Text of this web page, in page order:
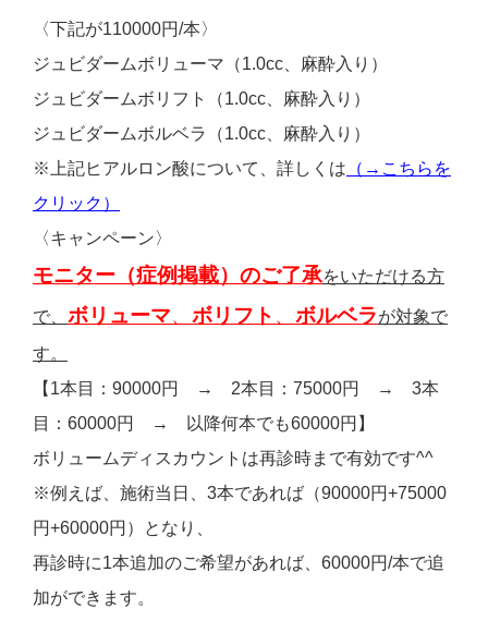
〈下記が110000円/本〉
ジュビダームボリューマ（1.0cc、麻酔入り）
ジュビダームボリフト（1.0cc、麻酔入り）
ジュビダームボルベラ（1.0cc、麻酔入り）
※上記ヒアルロン酸について、詳しくは （→こちらを
クリック）
〈キャンペーン〉
モニター（症例掲載）のご了承をいただける方
で、 ボリューマ、 ボリフト 、 ボルベラが対象で
す。
【1本目：90000円 → 2本目：75000円 → 3本
目：60000円 → 以降何本でも60000円】
ボリュームディスカウントは再診時まで有効です^^
※例えば、施術当日、3本であれば（90000円+75000
円+60000円）となり、
再診時に1本追加のご希望があれば、60000円/本で追
加ができます。